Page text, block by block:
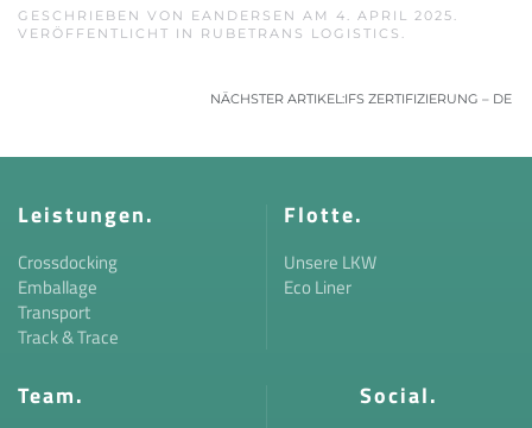
GESCHRIEBEN VON EANDERSEN AM 4. APRIL 2025 .
VERÖFFENTLICHT IN RUBETRANS LOGISTICS .
NÄCHSTER ARTIKEL:IFS ZERTIFIZIERUNG – DE
Leistungen.
Crossdocking
Emballage
Transport
Track & Trace
Flotte.
Unsere LKW
Eco Liner
Team. Social.